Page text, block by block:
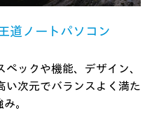
道ノートパソコン
ックや機能、デザイン、
い次元でバランスよく満た
。